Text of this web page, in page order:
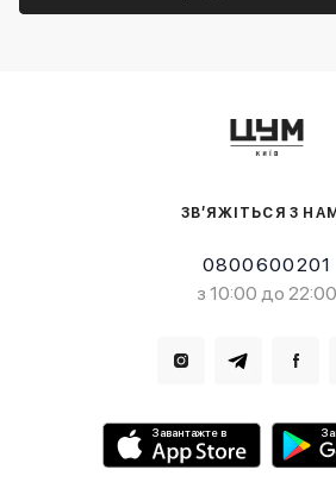
ЗВ’ЯЖІТЬСЯ З
0800600201
з 10:00 до 22:00
Завантажте в